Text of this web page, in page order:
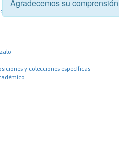
y colecciones específicas
Agradecemos su